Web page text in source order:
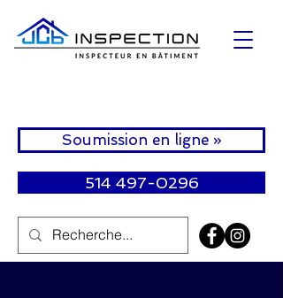
514 497-0296
Soumission en ligne »